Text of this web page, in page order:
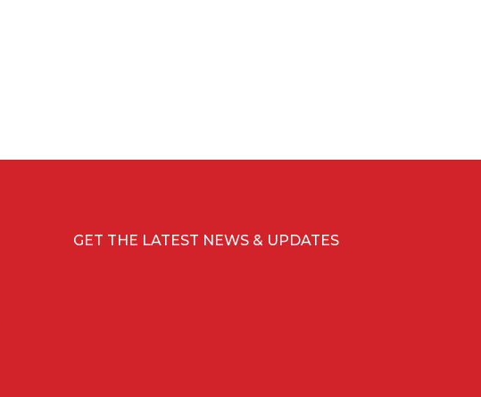
GET THE LATEST NEWS & UPDATES